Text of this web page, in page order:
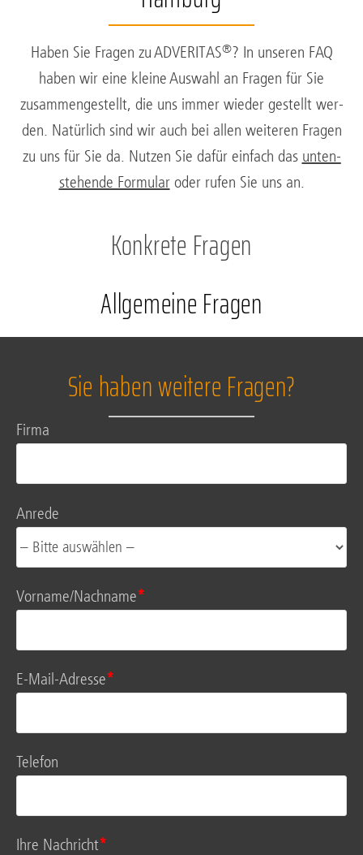
Haben Sie Fra­gen zu ADVE­RI­TAS®? In unse­ren FAQ
haben wir eine klei­ne Aus­wahl an Fra­gen für Sie
zusam­men­ge­stellt, die uns immer wie­der gestellt wer­
den. Natür­lich sind wir auch bei allen wei­te­ren Fra­gen
zu uns für Sie da. Nut­zen Sie dafür ein­fach das unten­
ste­hen­de For­mu­laroder rufen Sie uns an.
Konkrete Fragen
Allgemeine Fragen
Sie haben weitere Fragen?
Fir­ma
URL*
Anre­de
Vorname/Nachname*
E-Mail-Adres­se*
Tele­fon
Ihre Nach­richt*